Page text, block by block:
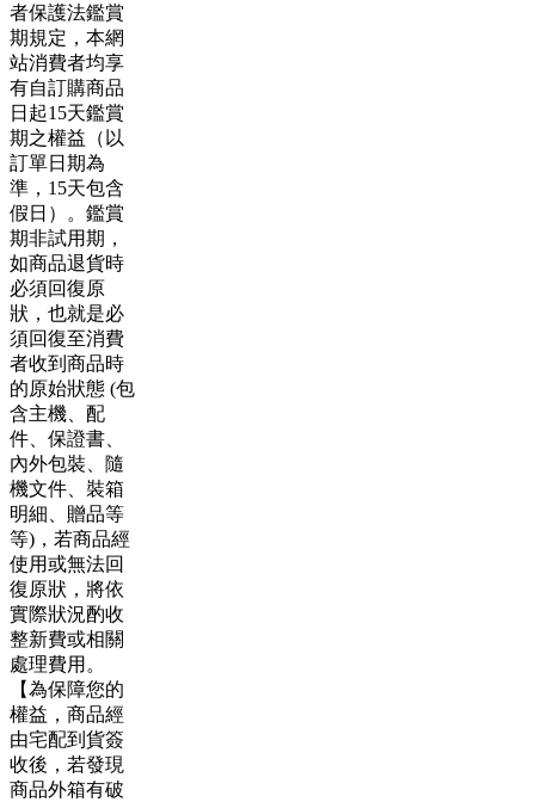
者保護法鑑賞
期規定，本網
站消費者均享
有自訂購商品
日起15天鑑賞
期之權益（以
訂單日期為
準，15天包含
假日）。鑑賞
期非試用期，
如商品退貨時
必須回復原
狀，也就是必
須回復至消費
者收到商品時
的原始狀態 (包
含主機、配
件、保證書、
內外包裝、隨
機文件、裝箱
明細、贈品等
等)，若商品經
使用或無法回
復原狀，將依
實際狀況酌收
整新費或相關
處理費用。
【為保障您的
權益，商品經
由宅配到貨簽
收後，若發現
商品外箱有破